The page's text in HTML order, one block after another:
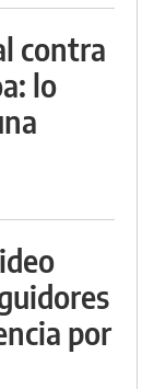
contra
lo
por